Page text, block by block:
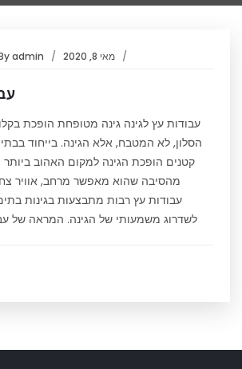
מאי 8, 2020 admin
עבודות עץ לגינה גינה מטופחת הופכת
הסלון, לא המטבח, אלא הגינה. בייחוד
קטנים הופכת הגינה למקום האהוב ביותר
מהסיבה שהוא מאפשר מרחב, אוויר
עבודות עץ רבות מתבצעות בגינות
לשדרוג משמעותי של הגינה. המראה של